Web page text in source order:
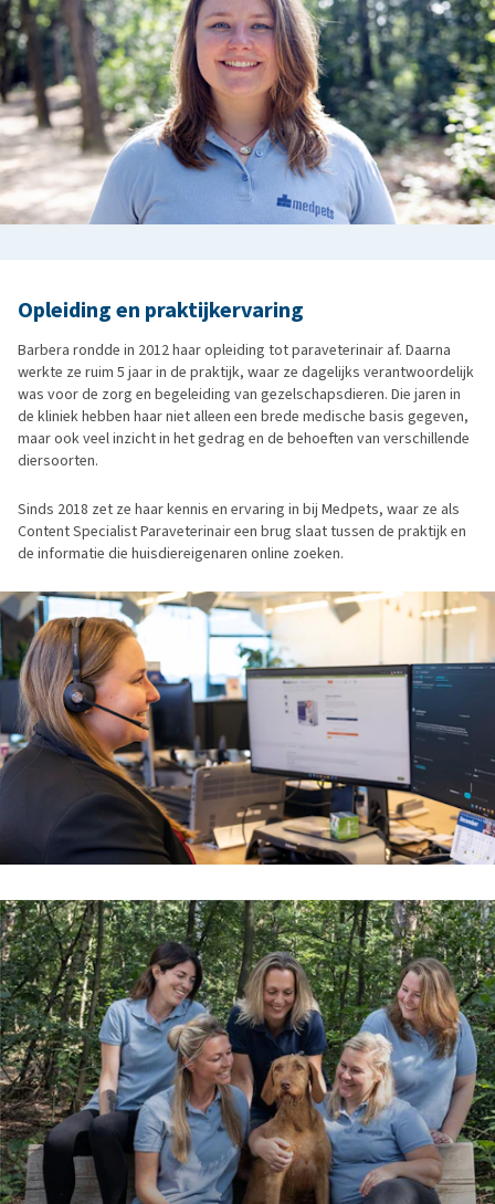
Opleiding en praktijkervaring
Barbera rondde in 2012 haar opleiding tot paraveterinair af. Daarna
werkte ze ruim 5 jaar in de praktijk, waar ze dagelijks verantwoordelijk
was voor de zorg en begeleiding van gezelschapsdieren. Die jaren in
de kliniek hebben haar niet alleen een brede medische basis gegeven,
maar ook veel inzicht in het gedrag en de behoeften van verschillende
diersoorten.
Sinds 2018 zet ze haar kennis en ervaring in bij Medpets, waar ze als
Content Specialist Paraveterinair een brug slaat tussen de praktijk en
de informatie die huisdiereigenaren online zoeken.